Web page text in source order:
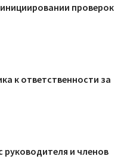
проверок
к ответственности за
и членов